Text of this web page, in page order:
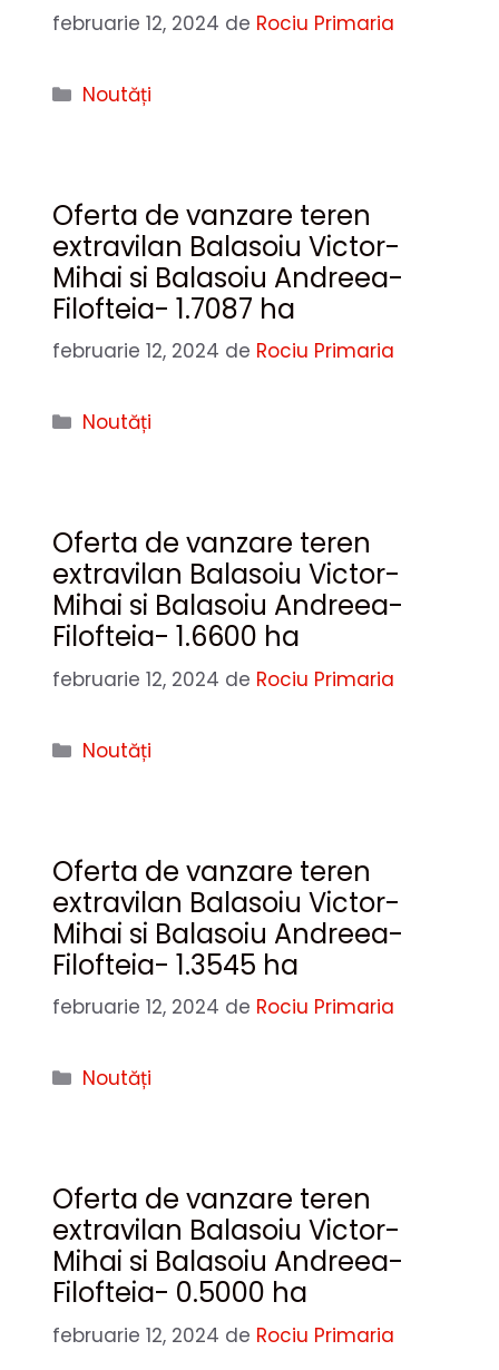
februarie 12, 2024 de Rociu Primaria
Categorii
Noutăți
Oferta de vanzare teren
extravilan Balasoiu Victor-
Mihai si Balasoiu Andreea-
Filofteia- 1.7087 ha
februarie 12, 2024 de Rociu Primaria
Categorii
Noutăți
Oferta de vanzare teren
extravilan Balasoiu Victor-
Mihai si Balasoiu Andreea-
Filofteia- 1.6600 ha
februarie 12, 2024 de Rociu Primaria
Categorii
Noutăți
Oferta de vanzare teren
extravilan Balasoiu Victor-
Mihai si Balasoiu Andreea-
Filofteia- 1.3545 ha
februarie 12, 2024 de Rociu Primaria
Categorii
Noutăți
Oferta de vanzare teren
extravilan Balasoiu Victor-
Mihai si Balasoiu Andreea-
Filofteia- 0.5000 ha
februarie 12, 2024 de Rociu Primaria